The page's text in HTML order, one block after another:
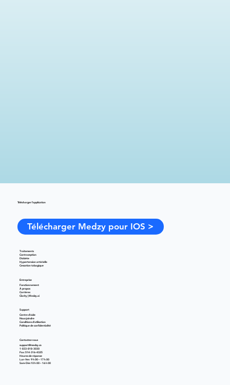
Télécharger l'application
Télécharger Medzy pour IOS >
Traitements
Contraception
Diabète
Hypertension artérielle
Cessation tabagique
Entreprise
Fonctionnement
À propos
Carrières
Clarity | Medzy.ai
Support
Centre d'aide
Nous joindre
Conditions d'utilisation
Politique de confidentialité
Contactez-nous
support@medzy.ca
1-833-818-3030
Fax: 514-316-4325
Heures de réponse
Lun-Ven 9 h 00 – 17 h 00
Sam-Dim 10 h 00 – 16 h 00